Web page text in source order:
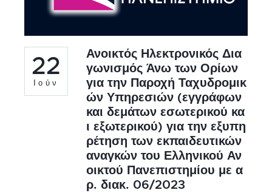
22
Ιούν
Ανοικτός Ηλεκτρονικός Δια
γωνισμός Άνω των Ορίων
για την Παροχή Ταχυδρομικ
ών Υπηρεσιών (εγγράφων
και δεμάτων εσωτερικού κα
ι εξωτερικού) για την εξυπη
ρέτηση των εκπαιδευτικών
αναγκών του Ελληνικού Αν
οικτού Πανεπιστημίου με α
ρ. διακ. 06/2023